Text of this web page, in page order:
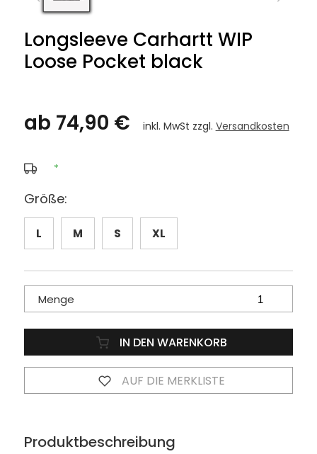
Longsleeve Carhartt WIP
Loose Pocket black
ab 74,90 € inkl. MwSt zzgl. Versandkosten
*
Größe:
L M S XL
Menge
IN DEN WARENKORB
AUF DIE MERKLISTE
Produktbeschreibung